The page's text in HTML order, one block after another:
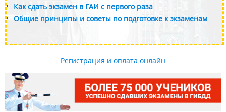
Как сдать экзамен в ГАИ с первого раза
Общие принципы и советы по подготовке к экзаменам
Регистрация и оплата онлайн